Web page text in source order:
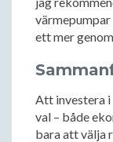
ett mer
Att investera i
val – både
bara att välja